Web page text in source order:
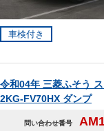
車検付き
令和04年 三菱ふそう
2KG-FV70HX ダンプ
問い合わせ番号